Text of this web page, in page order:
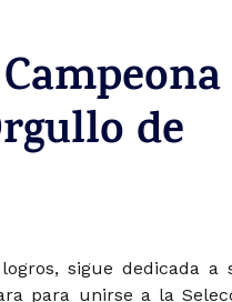
de
sigue dedicada a
para unirse a la